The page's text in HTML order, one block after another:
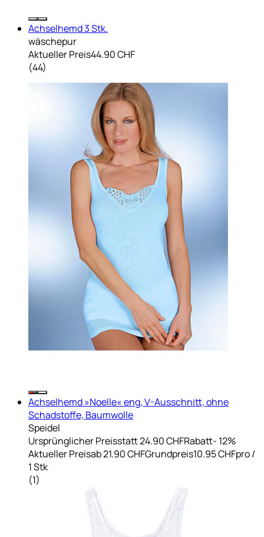
Achselhemd 3 Stk.
wäschepur
Aktueller Preis44.90 CHF
(44)
Achselhemd »Noelle« eng, V-Ausschnitt, ohne
Schadstoffe, Baumwolle
Speidel
Ursprünglicher Preisstatt 24.90 CHFRabatt- 12%
Aktueller Preisab21.90 CHFGrundpreis10.95 CHFpro/
1 Stk
(1)